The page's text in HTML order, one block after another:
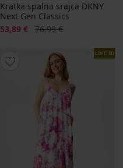
Kratka spalna srajca DKNY
Next Gen Classics
Popust
53,89 € Prvotna cena
76,99 €
LIMITED